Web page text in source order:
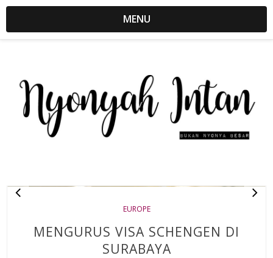
MENU
EUROPE
MENGURUS VISA SCHENGEN DI
SURABAYA